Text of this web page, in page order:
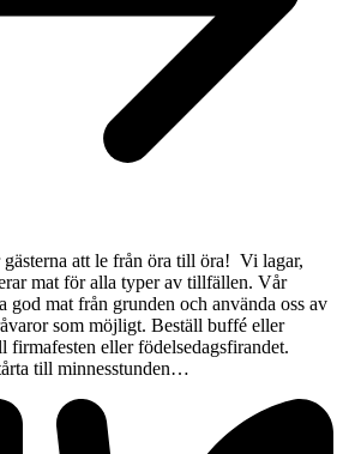
att le från öra till öra! Vi lagar,
mat för alla typer av tillfällen. Vår
god mat från grunden och använda oss av
som möjligt. Beställ buffé eller
firmafesten eller födelsedagsfirandet.
till minnesstunden…